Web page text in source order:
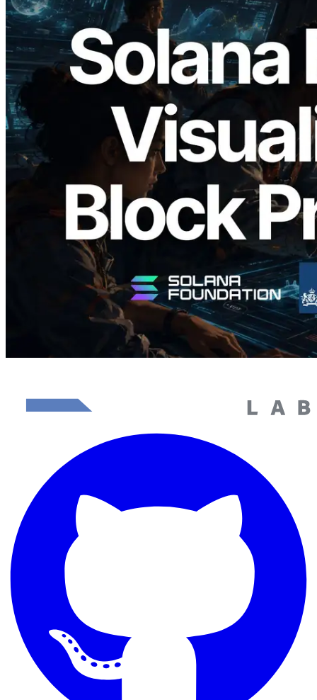
2026.05.24
Validators Solutions lance le Solana Block
Analyzer — Visualisation du temps de
production de bloc par slot et des
validateurs assignés